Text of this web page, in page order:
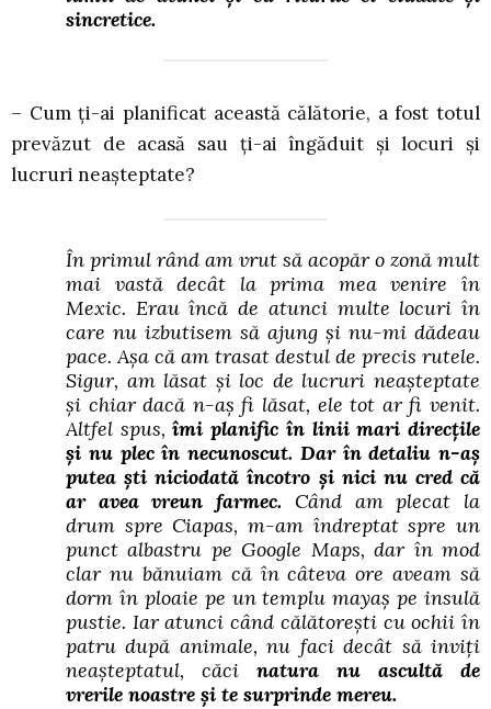
sincretice.
– Cum ți-ai planificat această călătorie, a fost totul
prevăzut de acasă sau ți-ai îngăduit și locuri și
lucruri neașteptate?
În primul rând am vrut să acopăr o zonă mult
mai vastă decât la prima mea venire în
Mexic. Erau încă de atunci multe locuri în
care nu izbutisem să ajung și nu-mi dădeau
pace. Așa că am trasat destul de precis rutele.
Sigur, am lăsat și loc de lucruri neașteptate
și chiar dacă n-aș fi lăsat, ele tot ar fi venit.
Altfel spus,îmi planific în linii mari direcțile
și nu plec în necunoscut. Dar în detaliu n-aș
putea ști niciodată încotro și nici nu cred că
ar avea vreun farmec. Când am plecat la
drum spre Ciapas, m-am îndreptat spre un
punct albastru pe Google Maps, dar în mod
clar nu bănuiam că în câteva ore aveam să
dorm în ploaie pe un templu mayaș pe insulă
pustie. Iar atunci când călătorești cu ochii în
patru după animale, nu faci decât să inviți
neașteptatul, căci natura nu ascultă de
vrerile noastre și te surprinde mereu.